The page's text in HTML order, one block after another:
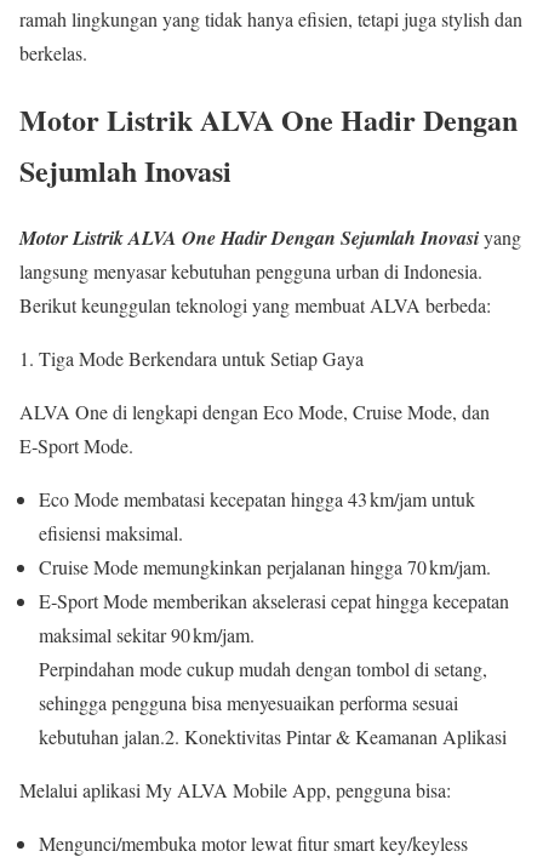
ramah lingkungan yang tidak hanya efisien, tetapi juga stylish dan
berkelas.
Motor Listrik ALVA One Hadir Dengan
Sejumlah Inovasi
Motor Listrik ALVA One Hadir Dengan Sejumlah Inovasiyang
langsung menyasar kebutuhan pengguna urban di Indonesia.
Berikut keunggulan teknologi yang membuat ALVA berbeda:
Tiga Mode Berkendara untuk Setiap Gaya
ALVA One di lengkapi dengan Eco Mode, Cruise Mode, dan
E‑Sport Mode.
Eco Mode membatasi kecepatan hingga 43 km/jam untuk
efisiensi maksimal.
Cruise Mode memungkinkan perjalanan hingga 70 km/jam.
E‑Sport Mode memberikan akselerasi cepat hingga kecepatan
maksimal sekitar 90 km/jam.
Perpindahan mode cukup mudah dengan tombol di setang,
sehingga pengguna bisa menyesuaikan performa sesuai
kebutuhan jalan.2. Konektivitas Pintar & Keamanan Aplikasi
Melalui aplikasi My ALVA Mobile App, pengguna bisa:
Mengunci/membuka motor lewat fitur smart key/keyless